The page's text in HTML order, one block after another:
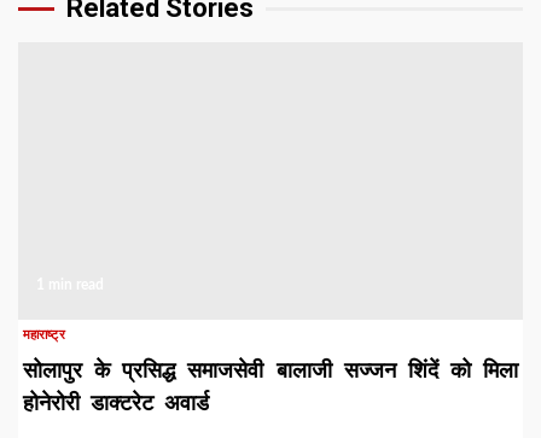
Related Stories
महाराष्ट्र
सोलापुर के प्रसिद्ध समाजसेवी बालाजी सज्जन शिंदें को मिला
होनेरोरी डाक्टरेट अवार्ड